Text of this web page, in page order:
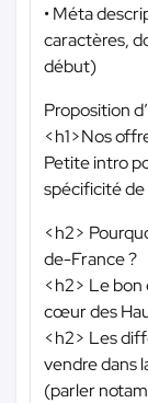
• Méta
caractères,
début)
Proposition
<h1>Nos
Petite intro
spécificité
<h2>
de-France ?
<h2> Le
cœur des
<h2> Les
vendre dans
(parler